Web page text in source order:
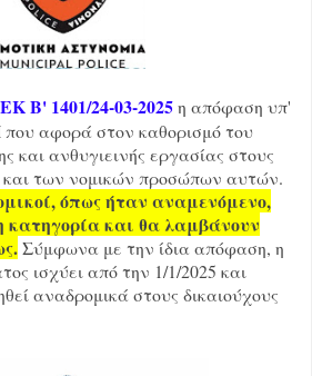
Β' 1401/24-03-2025η απόφαση υπ'
που αφορά στον καθορισμό του
και ανθυγιεινής εργασίας στους
των νομικών προσώπων αυτών.
όπως ήταν αναμενόμενο,
κατηγορία και θα λαμβάνουν
Σύμφωνα με την ίδια απόφαση, η
ισχύει από την 1/1/2025 και
αναδρομικά στους δικαιούχους